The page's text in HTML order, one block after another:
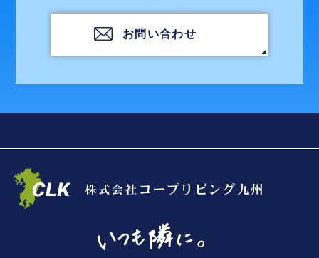
お問い合わせ